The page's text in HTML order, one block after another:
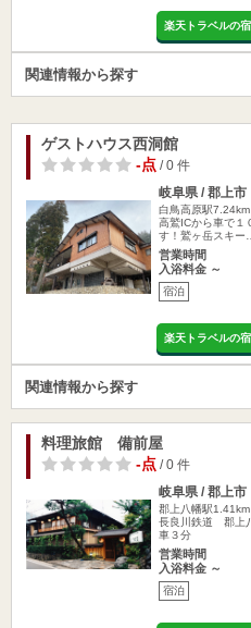
楽天トラベルの
関連情報から探す
ゲストハウス西洞館
-点/ 0 件
岐阜県 / 郡上市
白鳥高原駅7.24km
高鷲ICから車で１
す！鷲ヶ岳スキー…
営業時間
入浴料金 ～
宿泊
楽天トラベルの
関連情報から探す
料理旅館 備前屋
-点/ 0 件
岐阜県 / 郡上市
郡上八幡駅1.41km
長良川鉄道 郡上
車３分
営業時間
入浴料金 ～
宿泊